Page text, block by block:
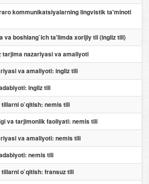
kommunikatsiyalarning lingvistik ta'minoti
va boshlang`ich ta'limda xorijiy til (ingliz tili)
tarjima nazariyasi va amaliyoti
va amaliyoti: ingliz tili
ingliz tili
tillarni o`qitish: nemis tili
va tarjimonlik faoliyati: nemis tili
va amaliyoti: nemis tili
nemis tili
tillarni o`qitish: fransuz tili